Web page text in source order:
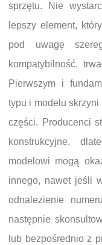
sprzętu. Nie
lepszy element,
pod uwagę
kompatybilność,
Pierwszym i
typu i modelu
części. Producenci
konstrukcyjne,
modelowi mogą
innego, nawet jeśli
odnalezienie
następnie
lub bezpośrednio z